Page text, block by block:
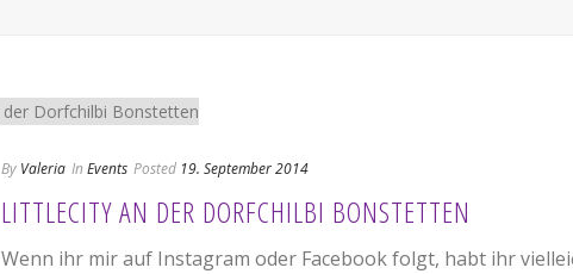
By Valeria In Events Posted 19. September 2014
LITTLECITY AN DER DORFCHILBI BONSTETTEN
Wenn ihr mir auf Instagram oder Facebook folgt, habt ihr